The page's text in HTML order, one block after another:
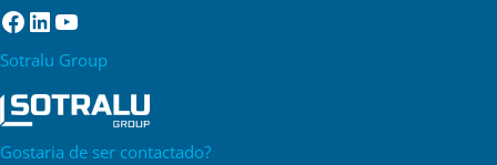
Facebook
LinkedIn
YouTube
Sotralu Group
Gostaria de ser contactado?